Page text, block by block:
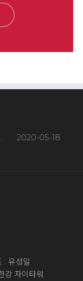
2020-05-18
유성일
강 자이타워